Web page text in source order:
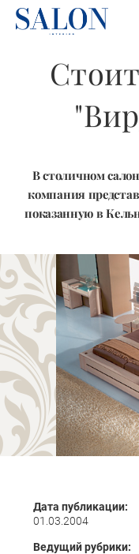
В столичном
компания
показанную в
Дата публикации:
01.03.2004
Ведущий рубрики: